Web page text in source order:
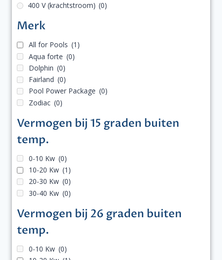
400 V (krachtstroom) (0)
Merk
All for Pools (1)
Aqua forte (0)
Dolphin (0)
Fairland (0)
Pool Power Package (0)
Zodiac (0)
Vermogen bij 15 graden buiten
temp.
0-10 Kw (0)
10-20 Kw (1)
20-30 Kw (0)
30-40 Kw (0)
Vermogen bij 26 graden buiten
temp.
0-10 Kw (0)